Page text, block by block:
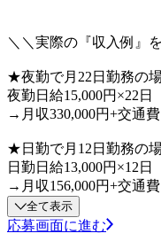
＼＼実際の『収入例』
★夜勤で月22日勤務の
夜勤日給15,000円×22日
→月収330,000円+交通費
★日勤で月12日勤務の
日勤日給13,000円×12日
→月収156,000円+交通費
全て表示
応募画面に進む